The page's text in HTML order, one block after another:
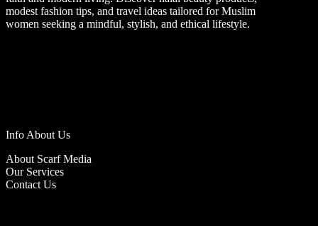
modest fashion tips, and travel ideas tailored for Muslim
women seeking a mindful, stylish, and ethical lifestyle.
Info About Us
About Scarf Media
Our Services
Contact Us